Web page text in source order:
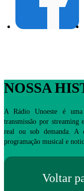
NOSSA
A Rádio Unoeste é uma
transmissão por streaming
real ou sob demanda. A
programação musical e
Voltar